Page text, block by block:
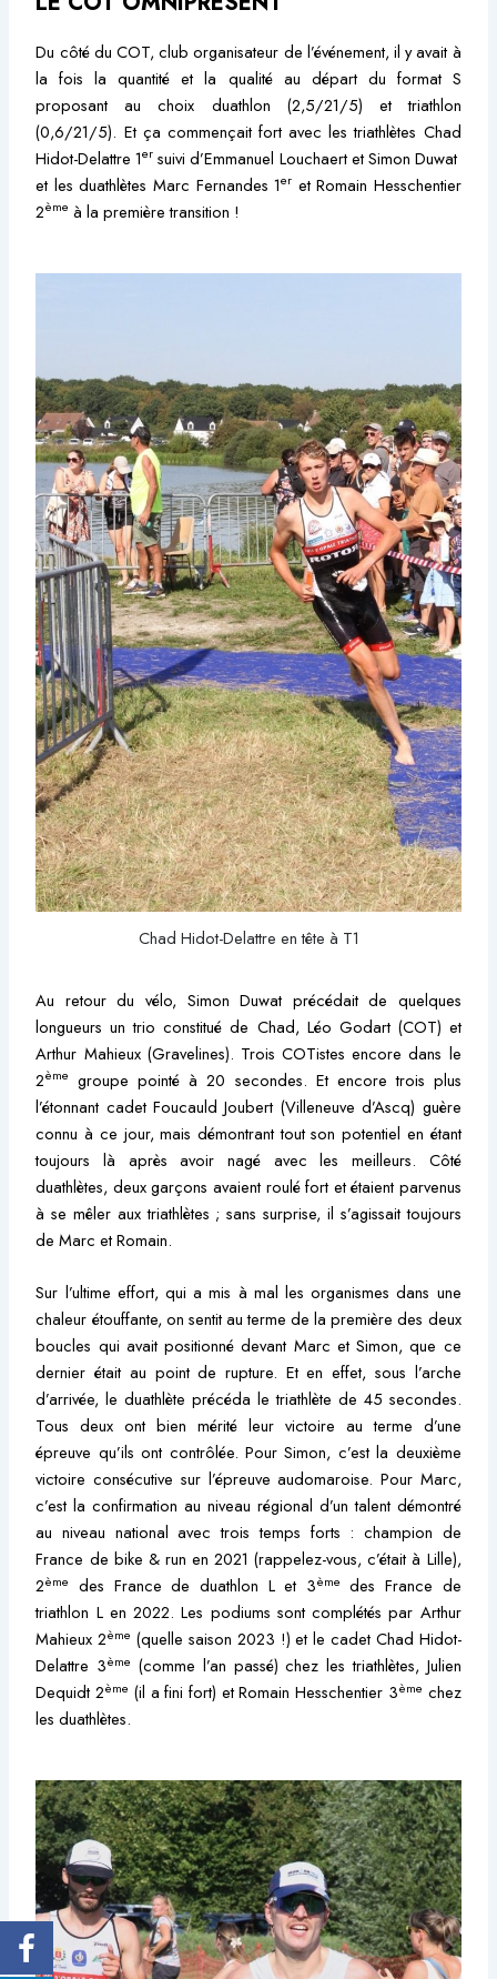
Du côté du COT, club organisateur de l’événement, il y avait à
la fois la quantité et la qualité au départ du format S
proposant au choix duathlon (2,5/21/5) et triathlon
(0,6/21/5). Et ça commençait fort avec les triathlètes Chad
Hidot-Delattre 1er suivi d’Emmanuel Louchaert et Simon Duwat
et les duathlètes Marc Fernandes 1er et Romain Hesschentier
2ème à la première transition !
Chad Hidot-Delattre en tête à T1
Au retour du vélo, Simon Duwat précédait de quelques
longueurs un trio constitué de Chad, Léo Godart (COT) et
Arthur Mahieux (Gravelines). Trois COTistes encore dans le
2ème groupe pointé à 20 secondes. Et encore trois plus
l’étonnant cadet Foucauld Joubert (Villeneuve d’Ascq) guère
connu à ce jour, mais démontrant tout son potentiel en étant
toujours là après avoir nagé avec les meilleurs. Côté
duathlètes, deux garçons avaient roulé fort et étaient parvenus
à se mêler aux triathlètes ; sans surprise, il s’agissait toujours
de Marc et Romain.
Sur l’ultime effort, qui a mis à mal les organismes dans une
chaleur étouffante, on sentit au terme de la première des deux
boucles qui avait positionné devant Marc et Simon, que ce
dernier était au point de rupture. Et en effet, sous l’arche
d’arrivée, le duathlète précéda le triathlète de 45 secondes.
Tous deux ont bien mérité leur victoire au terme d’une
épreuve qu’ils ont contrôlée. Pour Simon, c’est la deuxième
victoire consécutive sur l’épreuve audomaroise. Pour Marc,
c’est la confirmation au niveau régional d’un talent démontré
au niveau national avec trois temps forts : champion de
France de bike & run en 2021 (rappelez-vous, c’était à Lille),
2ème des France de duathlon L et 3ème des France de
triathlon L en 2022. Les podiums sont complétés par Arthur
Mahieux 2ème (quelle saison 2023 !) et le cadet Chad Hidot-
Delattre 3ème (comme l’an passé) chez les triathlètes, Julien
Dequidt 2ème (il a fini fort) et Romain Hesschentier 3ème chez
les duathlètes.